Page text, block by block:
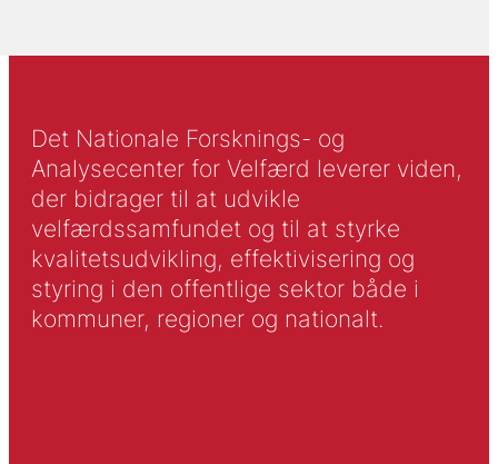
Det Nationale Forsknings- og
Analysecenter for Velfærd leverer viden,
der bidrager til at udvikle
velfærdssamfundet og til at styrke
kvalitetsudvikling, effektivisering og
styring i den offentlige sektor både i
kommuner, regioner og nationalt.